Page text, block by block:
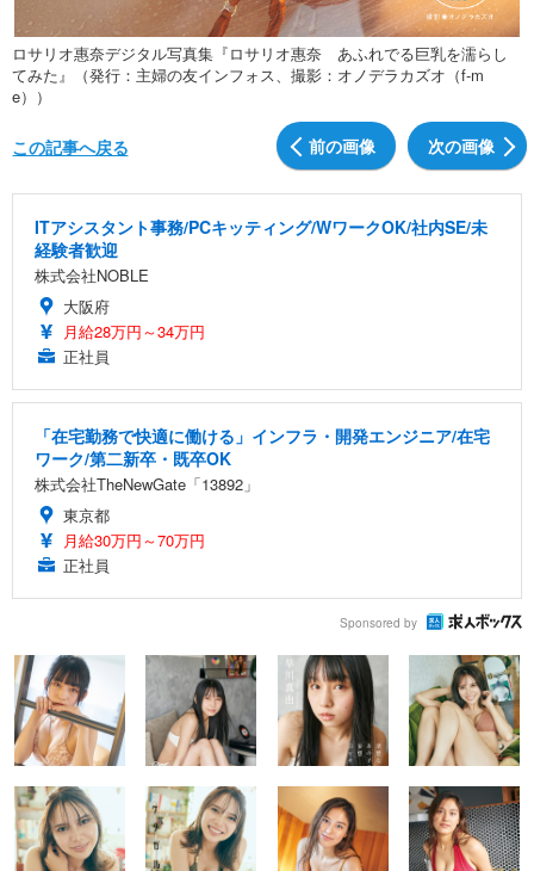
ロサリオ惠奈デジタル写真集『ロサリオ惠奈 あふれでる巨乳を濡らし
てみた』（発行：主婦の友インフォス、撮影：オノデラカズオ（f-m
e））
前の画像 次の画像
この記事へ戻る
ITアシスタント事務/PCキッティング/WワークOK/社内SE/未
経験者歓迎
株式会社NOBLE
大阪府
月給28万円～34万円
正社員
「在宅勤務で快適に働ける」インフラ・開発エンジニア/在宅
ワーク/第二新卒・既卒OK
株式会社TheNewGate「13892」
東京都
月給30万円～70万円
正社員
Sponsored by